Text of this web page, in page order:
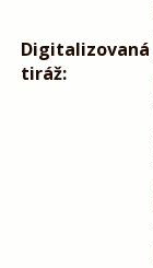
Digitalizovaná
tiráž: